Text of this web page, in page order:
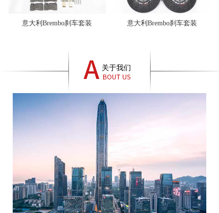
意大利Brembo刹车套装 意大利Brembo刹车套装
关于我们